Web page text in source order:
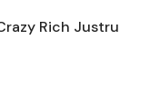
Rich Justru